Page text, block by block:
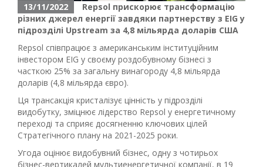
13/11/2022
Repsol прискорює трансформацію
різних джерел енергії завдяки партнерству з EIG у
підрозділі Upstream за 4,8 мільярда доларів США
Repsol співпрацює з американським інституційним
інвестором EIG у своєму роздобувному бізнесі з
часткою 25% за загальну винагороду 4,8 мільярда
доларів (4,8 мільярда євро).
Ця трансакція кристалізує цінність у підрозділі
видобутку, зміцнює лідерство Repsol у енергетичному
переході та сприяє досягненню ключових цілей
Стратегічного плану на 2021-2025 роки.
Угода оцінює видобувний бізнес, одну з чотирьох
бізнес-вертикалей мультиенергетичної компанії, в 19